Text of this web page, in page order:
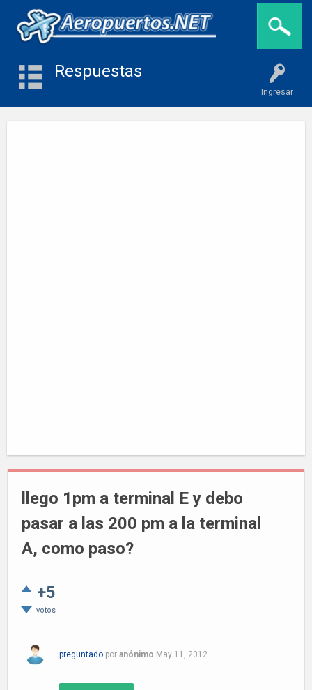
Ingresar
Respuestas
llego 1pm a terminal E y debo
pasar a las 200 pm a la terminal
A, como paso?
+5
votos
preguntado por anónimo May 11, 2012